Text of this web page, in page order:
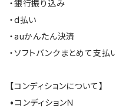
・銀行振り込み
・d払い
・auかんたん決済
・ソフトバンクまとめて支
【コンディションについて】
•コンディションＮ